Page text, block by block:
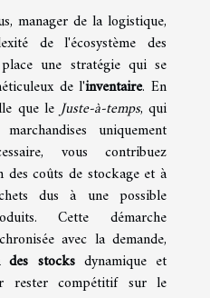
manager de la logistique,
de l'écosystème des
une stratégie qui se
de l'inventaire. En
que leJuste-à-temps, qui
uniquement
vous contribuez
coûts de stockage et à
dus à une possible
Cette démarche
avec la demande,
des stocksdynamique et
rester compétitif sur le